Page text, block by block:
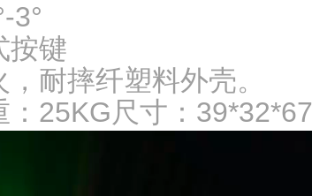
3°
按键
耐摔纤塑料外壳。
25KG尺寸：39*32*67